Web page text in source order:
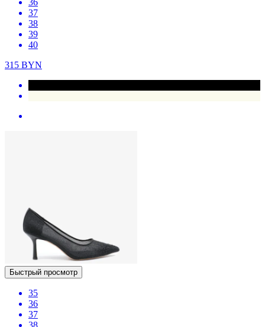
36
37
38
39
40
315 BYN
Быстрый просмотр
35
36
37
38